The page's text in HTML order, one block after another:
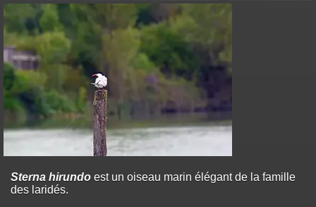
Sterna hirundo est un oiseau marin élégant de la famille
des laridés.